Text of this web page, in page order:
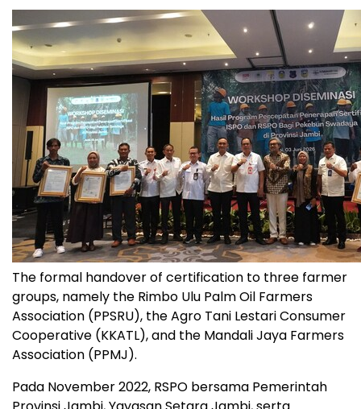
The formal handover of certification to three farmer
groups, namely the Rimbo Ulu Palm Oil Farmers
Association (PPSRU), the Agro Tani Lestari Consumer
Cooperative (KKATL), and the Mandali Jaya Farmers
Association (PPMJ).
Pada November 2022, RSPO bersama Pemerintah